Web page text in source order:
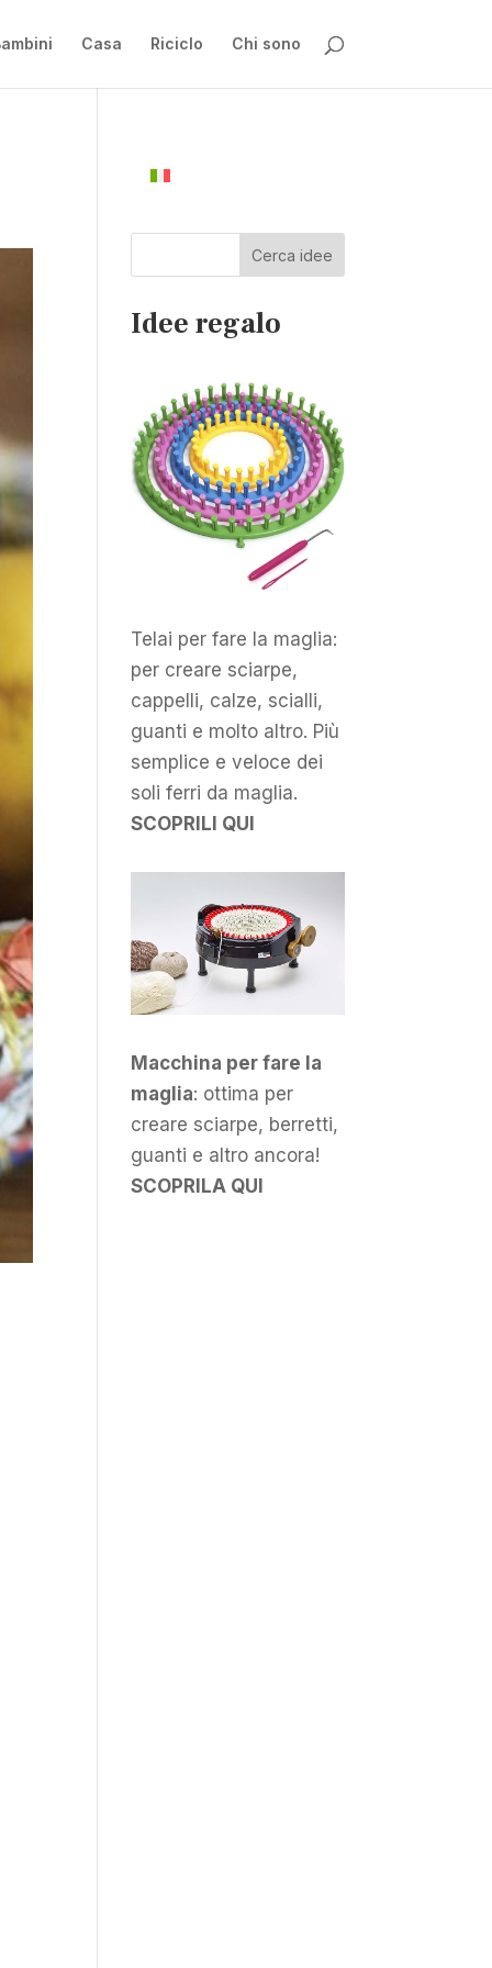
Casa Riciclo Chi sono
Cerca idee
Idee regalo
Telai per fare la maglia:
per creare sciarpe,
cappelli, calze, scialli,
guanti e molto altro. Più
semplice e veloce dei
soli ferri da maglia.
SCOPRILI QUI
Macchina per fare la
maglia: ottima per
creare sciarpe, berretti,
guanti e altro ancora!
SCOPRILA QUI